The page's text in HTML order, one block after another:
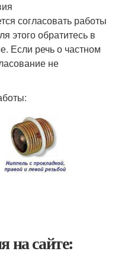
согласовать работы
этого обратитесь в
Если речь о частном
не
на сайте: